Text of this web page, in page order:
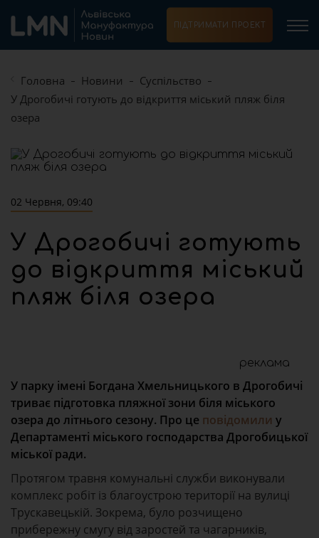
ПІДТРИМАТИ ПРОЕКТ
Головна Новини
Суспільство
У Дрогобичі готують до відкриття міський пляж біля
озера
02 Червня, 09:40
У Дрогобичі готують
до відкриття міський
пляж біля озера
реклама
У парку імені Богдана Хмельницького в Дрогобичі
триває підготовка пляжної зони біля міського
озера до літнього сезону. Про це повідомили у
Департаменті міського господарства Дрогобицької
міської ради.
Протягом травня комунальні служби виконували
комплекс робіт із благоустрою території на вулиці
Трускавецькій. Зокрема, було розчищено
прибережну смугу від заростей та чагарників,